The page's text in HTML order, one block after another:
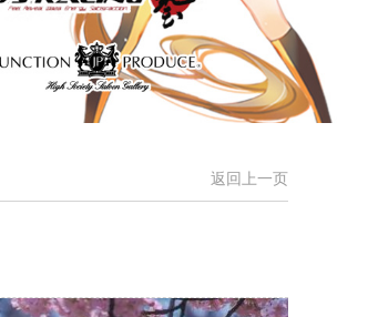
返回上一页